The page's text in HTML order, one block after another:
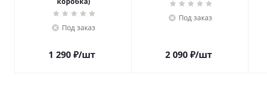
Под заказ
1 290₽/шт
Под заказ
2 090₽/шт